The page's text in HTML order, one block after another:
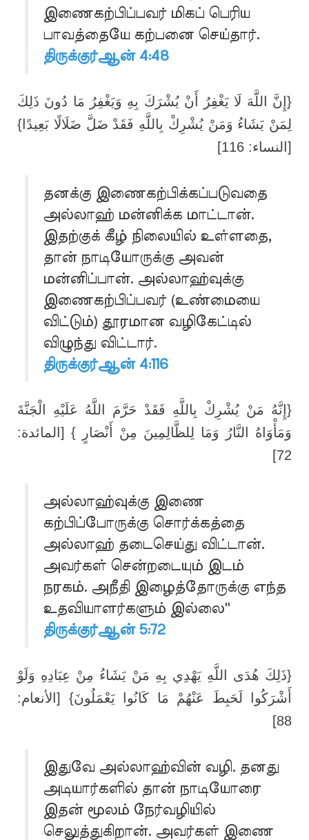
இணைகற்பிப்பவர் மிகப் பெரிய
பாவத்தையே கற்பனை செய்தார்.
திருக்குர்ஆன் 4:48
{إِنَّ اللَّهَ لَا يَغْفِرُ أَنْ يُشْرَكَ بِهِ وَيَغْفِرُ مَا دُونَ ذَلِكَ
لِمَنْ يَشَاءُ وَمَنْ يُشْرِكْ بِاللَّهِ فَقَدْ ضَلَّ ضَلَالًا بَعِيدًا}
[النساء: 116]
தனக்கு இணைகற்பிக்கப்படுவதை
அல்லாஹ் மன்னிக்க மாட்டான்.
இதற்குக் கீழ் நிலையில் உள்ளதை,
தான் நாடியோருக்கு அவன்
மன்னிப்பான். அல்லாஹ்வுக்கு
இணைகற்பிப்பவர் (உண்மையை
விட்டும்) தூரமான வழிகேட்டில்
விழுந்து விட்டார்.
திருக்குர்ஆன் 4:116
{إِنَّهُ مَنْ يُشْرِكْ بِاللَّهِ فَقَدْ حَرَّمَ اللَّهُ عَلَيْهِ الْجَنَّةَ
وَمَأْوَاهُ النَّارُ وَمَا لِلظَّالِمِينَ مِنْ أَنْصَارٍ } [المائدة:
72]
அல்லாஹ்வுக்கு இணை
கற்பிப்போருக்கு சொர்க்கத்தை
அல்லாஹ் தடைசெய்து விட்டான்.
அவர்கள் சென்றடையும் இடம்
நரகம். அநீதி இழைத்தோருக்கு எந்த
உதவியாளர்களும் இல்லை''
திருக்குர்ஆன் 5:72
{ذَلِكَ هُدَى اللَّهِ يَهْدِي بِهِ مَنْ يَشَاءُ مِنْ عِبَادِهِ وَلَوْ
أَشْرَكُوا لَحَبِطَ عَنْهُمْ مَا كَانُوا يَعْمَلُونَ} [الأنعام:
88]
இதுவே அல்லாஹ்வின் வழி. தனது
அடியார்களில் தான் நாடியோரை
இதன் மூலம் நேர்வழியில்
செலுத்துகிறான். அவர்கள் இணை